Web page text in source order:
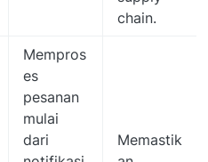
chain.
Mempros
es
pesanan
mulai
dari
Memastik